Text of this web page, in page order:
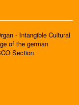
- Intangible Cultural
of the german
Section